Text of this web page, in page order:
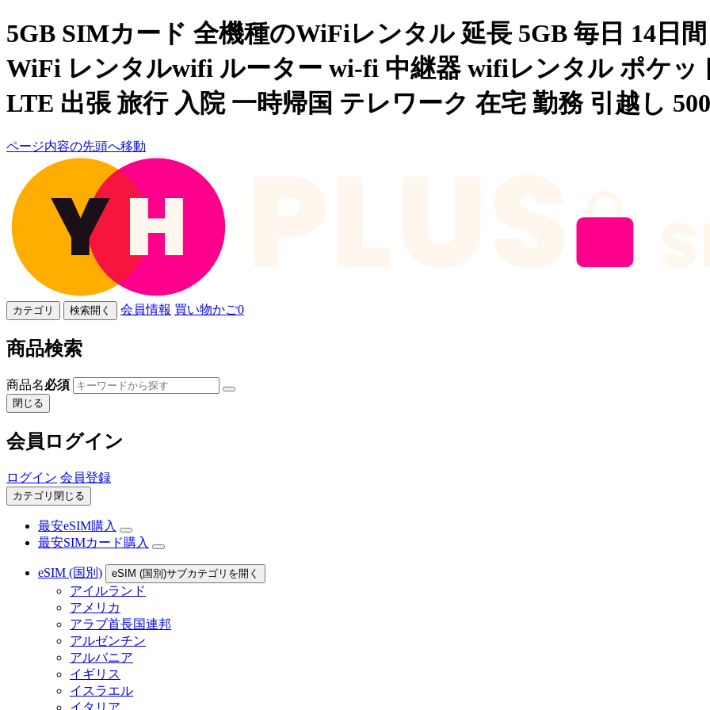
5GB SIMカード 全機種のWiFiレンタル 延長 5GB 毎日 14日
WiFi レンタルwifi ルーター wi-fi 中継器 wifiレンタル ポケ
LTE 出張 旅行 入院 一時帰国 テレワーク 在宅 勤務 引越し
ページ内容の先頭へ移動
カテゴリ 検索開く 会員情報 買い物かご0
商品検索
商品名必須
閉じる
会員ログイン
ログイン 会員登録
カテゴリ閉じる
最安eSIM購入
最安SIMカード購入
eSIM (国別) eSIM (国別)サブカテゴリを開く
アイルランド
アメリカ
アラブ首長国連邦
アルゼンチン
アルバニア
イギリス
イスラエル
イタリア